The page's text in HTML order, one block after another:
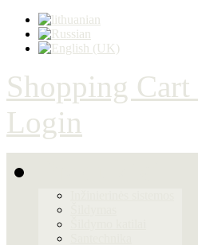
Shopping Cart
Login